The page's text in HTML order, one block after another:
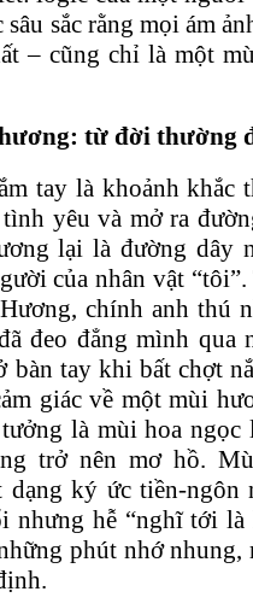
sắc rằng mọi ám
– cũng chỉ là một
từ đời thường
tay là khoảnh khắc
yêu và mở ra
lại là đường dây
của nhân vật
chính anh thú
đeo đẳng mình qua
bàn tay khi bất chợt
giác về một mùi
là mùi hoa ngọc
trở nên mơ hồ.
dạng ký ức tiền-ngôn
nhưng hễ “nghĩ tới là
phút nhớ nhung,